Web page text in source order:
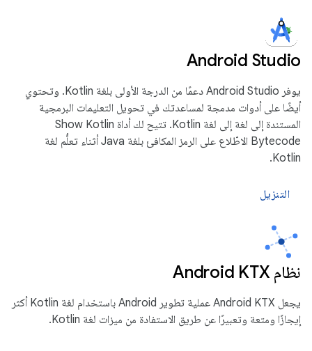
Android Studio
يوفر Android Studio دعمًا من الدرجة الأولى بلغة Kotlin. وتحتوي
أيضًا على أدوات مدمجة لمساعدتك في تحويل التعليمات البرمجية
المستندة إلى لغة إلى لغة Kotlin. تتيح لك أداة Show Kotlin
Bytecode الاطّلاع على الرمز المكافئ بلغة Java أثناء تعلُّم لغة
Kotlin.
التنزيل
نظام Android KTX
يجعل Android KTX عملية تطوير Android باستخدام لغة Kotlin أكثر
إيجازًا ومتعة وتعبيرًا عن طريق الاستفادة من ميزات لغة Kotlin.